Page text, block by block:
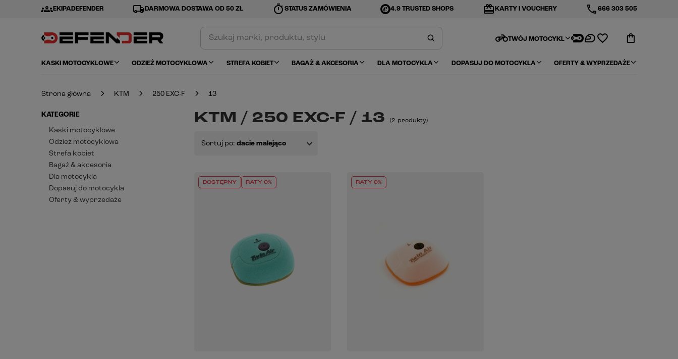
groupsEKIPADEFENDER local_shippingDARMOWA DOSTAWA OD 50 ZŁ timer STATUS ZAMÓWIENIA 4.9 TRUSTED SHOPS redeem KARTY I VOUCHERY phone666 303 505
motorcycleTWÓJ MOTOCYKL
KASKI MOTOCYKLOWE ODZIEŻ MOTOCYKLOWA STREFA KOBIET BAGAŻ & AKCESORIA DLA MOTOCYKLA DOPASUJ DO MOTOCYKLA OFERTY & WYPRZEDAŻE
Strona główna KTM 250 EXC-F 13
KATEGORIE
Kaski motocyklowe
Odzież motocyklowa
Strefa kobiet
Bagaż & akcesoria
Dla motocykla
Dopasuj do motocykla
Oferty & wyprzedaże
KTM / 250 EXC-F / 13 (2 produkty)
Sortuj po: dacie malejąco
DOSTĘPNY RATY 0% RATY 0%